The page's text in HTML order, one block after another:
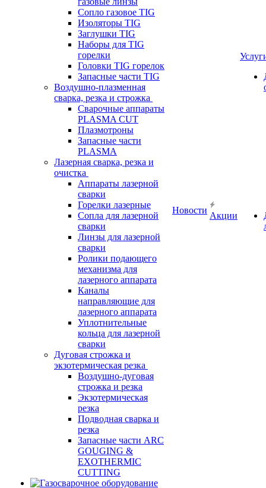
Сопло газовое TIG
Изоляторы TIG
Заглушки TIG
Наборы для TIG
горелки
Головки TIG горелок
Запасные части TIG
Воздушно-плазменная
сварка, резка и строжка
Сварочные аппараты
PLASMA CUT
Плазмотроны
Запасные части
PLASMA
Лазерная сварка, резка и
очистка
Аппараты лазерной
сварки
Горелки лазерные
Сопла для лазерной
сварки
Линзы для лазерной
сварки
Ролики подающего
механизма для
лазерного аппарата
Каналы
направляющие для
лазерного аппарата
Уплотнительные
кольца для лазерной
сварки
Дуговая строжка и
экзотермическая резка
Воздушно-дуговая
строжка и резка
Экзотермическая
резка
Подводная сварка и
резка
Запасные части ARC
GOUGING &
EXOTHERMIC
CUTTING
Новости
Акции